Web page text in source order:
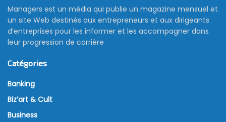
Managers est un média qui publie un magazine mensuel et
un site Web destinés aux entrepreneurs et aux dirigeants
d’entreprises pour les informer et les accompagner dans
leur progression de carrière
Catégories
Banking
Biz’art & Cult
Business